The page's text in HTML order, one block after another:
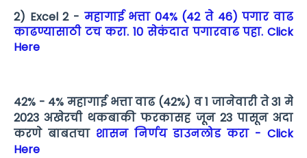
2) Excel 2 - महागाई भत्ता 04% (42 ते 46) पगार वाढ
काढण्यासाठी टच करा. 10 सेकंदात पगारवाढ पहा. Click
Here
42% - 4% महागाई भत्ता वाढ (42%) व 1 जानेवारी ते 31 मे
2023 अखेरची थकबाकी फरकासह जून 23 पासून अदा
करणे बाबतचा शासन निर्णय डाउनलोड करा - Click
Here